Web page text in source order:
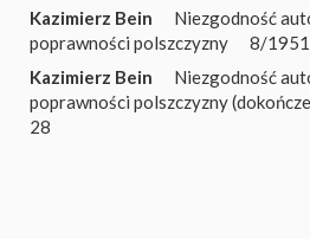
Kazimierz Bein
Niezgodność
poprawności polszczyzny
8/
Kazimierz Bein
Niezgodność
poprawności polszczyzny
28